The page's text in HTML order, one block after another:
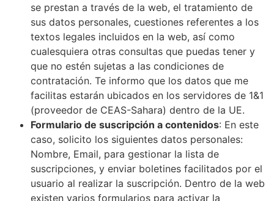
se prestan a través de la web, el tratamiento de
sus datos personales, cuestiones referentes a los
textos legales incluidos en la web, así como
cualesquiera otras consultas que puedas tener y
que no estén sujetas a las condiciones de
contratación. Te informo que los datos que me
facilitas estarán ubicados en los servidores de 1&1
(proveedor de CEAS-Sahara) dentro de la UE.
Formulario de suscripción a contenidos: En este
caso, solicito los siguientes datos personales:
Nombre, Email, para gestionar la lista de
suscripciones, y enviar boletines facilitados por el
usuario al realizar la suscripción. Dentro de la web
existen varios formularios para activar la